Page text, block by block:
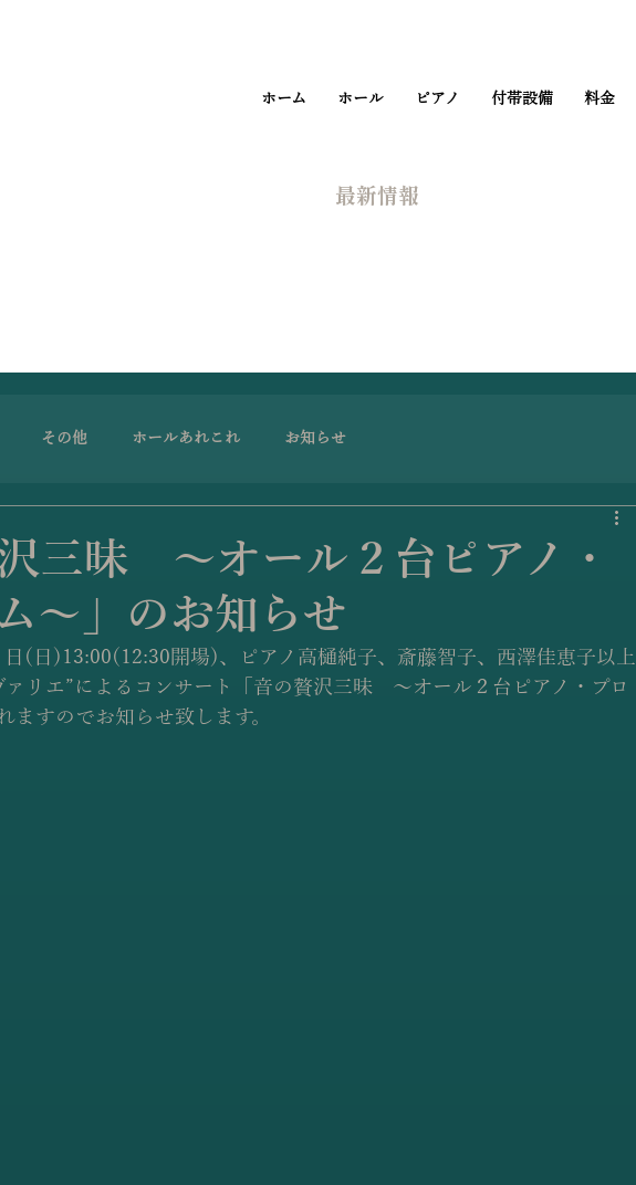
ホーム ホール ピアノ 付帯設備 料金
​最新情報
その他 ホールあれこれ お知らせ
沢三昧 〜オール２台ピアノ・
〜」のお知らせ
(日)13:00(12:30開場)、ピアノ高樋純子、斎藤智子、西澤佳恵子以上
ァリエ”によるコンサート「音の贅沢三昧　〜オール２台ピアノ・プロ
ますのでお知らせ致します。